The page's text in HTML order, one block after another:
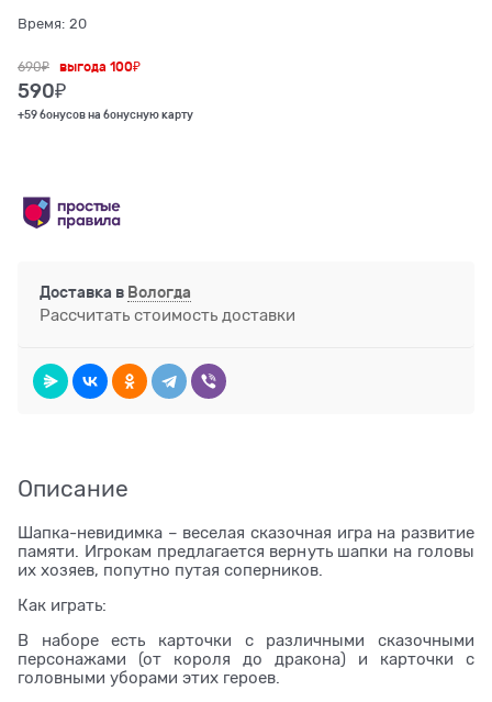
Время: 20
690₽
590₽
выгода100₽
+59 бонусов на бонусную карту
Доставка в Вологда
Рассчитать стоимость доставки
Описание
Шапка-невидимка – веселая сказочная игра на развитие
памяти. Игрокам предлагается вернуть шапки на головы
их хозяев, попутно путая соперников.
Как играть:
В наборе есть карточки с различными сказочными
персонажами (от короля до дракона) и карточки с
головными уборами этих героев.